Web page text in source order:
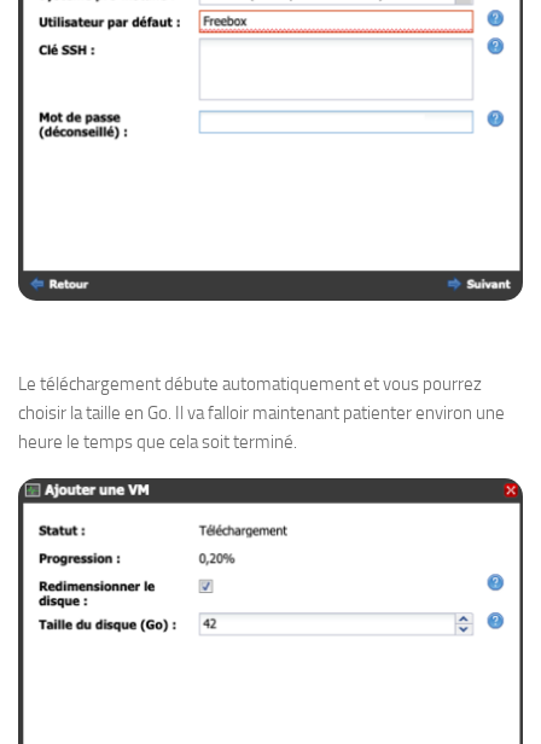
Le téléchargement débute automatiquement et vous pourrez
choisir la taille en Go. Il va falloir maintenant patienter environ une
heure le temps que cela soit terminé.